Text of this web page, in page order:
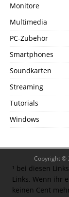
Monitore
Multimedia
PC-Zubehör
Smartphones
Soundkarten
Streaming
Tutorials
Windows
Copyright ©
¹ bei diesen
Links. Wenn ihr
keinen Cent